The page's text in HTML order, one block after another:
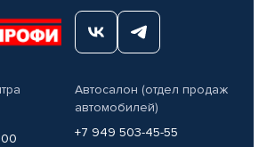
Автосалон (отдел продаж
автомобилей)
+7 949 503-45-55